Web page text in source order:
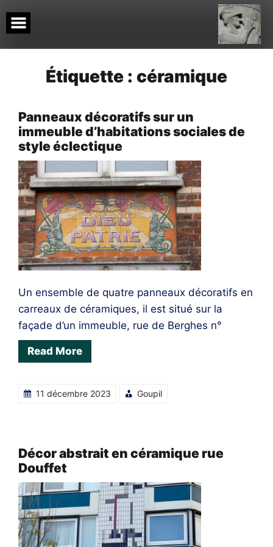
to
content
Étiquette : céramique
Panneaux décoratifs sur un
immeuble d’habitations sociales de
style éclectique
Un ensemble de quatre panneaux décoratifs en
carreaux de céramiques, il est situé sur la
façade d’un immeuble, rue de Berghes n°
Read More
11 décembre 2023 Goupil
Décor abstrait en céramique rue
Douffet